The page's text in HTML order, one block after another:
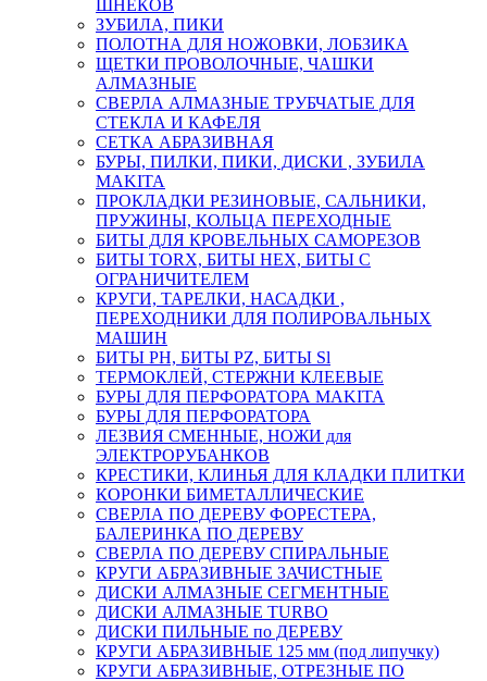
ШНЕКОВ
ЗУБИЛА, ПИКИ
ПОЛОТНА ДЛЯ НОЖОВКИ, ЛОБЗИКА
ЩЕТКИ ПРОВОЛОЧНЫЕ, ЧАШКИ
АЛМАЗНЫЕ
СВЕРЛА АЛМАЗНЫЕ ТРУБЧАТЫЕ ДЛЯ
СТЕКЛА И КАФЕЛЯ
СЕТКА АБРАЗИВНАЯ
БУРЫ, ПИЛКИ, ПИКИ, ДИСКИ , ЗУБИЛА
MAKITA
ПРОКЛАДКИ РЕЗИНОВЫЕ, САЛЬНИКИ,
ПРУЖИНЫ, КОЛЬЦА ПЕРЕХОДНЫЕ
БИТЫ ДЛЯ КРОВЕЛЬНЫХ САМОРЕЗОВ
БИТЫ TORX, БИТЫ НЕХ, БИТЫ С
ОГРАНИЧИТЕЛЕМ
КРУГИ, ТАРЕЛКИ, НАСАДКИ ,
ПЕРЕХОДНИКИ ДЛЯ ПОЛИРОВАЛЬНЫХ
МАШИН
БИТЫ PH, БИТЫ PZ, БИТЫ Sl
ТЕРМОКЛЕЙ, СТЕРЖНИ КЛЕЕВЫЕ
БУРЫ ДЛЯ ПЕРФОРАТОРА MAKITA
БУРЫ ДЛЯ ПЕРФОРАТОРА
ЛЕЗВИЯ СМЕННЫЕ, НОЖИ для
ЭЛЕКТРОРУБАНКОВ
КРЕСТИКИ, КЛИНЬЯ ДЛЯ КЛАДКИ ПЛИТКИ
КОРОНКИ БИМЕТАЛЛИЧЕСКИЕ
СВЕРЛА ПО ДЕРЕВУ ФОРЕСТЕРА,
БАЛЕРИНКА ПО ДЕРЕВУ
СВЕРЛА ПО ДЕРЕВУ СПИРАЛЬНЫЕ
КРУГИ АБРАЗИВНЫЕ ЗАЧИСТНЫЕ
ДИСКИ АЛМАЗНЫЕ СЕГМЕНТНЫЕ
ДИСКИ АЛМАЗНЫЕ TURBO
ДИСКИ ПИЛЬНЫЕ по ДЕРЕВУ
КРУГИ АБРАЗИВНЫЕ 125 мм (под липучку)
КРУГИ АБРАЗИВНЫЕ, ОТРЕЗНЫЕ ПО